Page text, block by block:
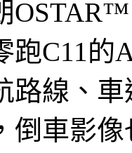
跑C11的
路線、
倒車影